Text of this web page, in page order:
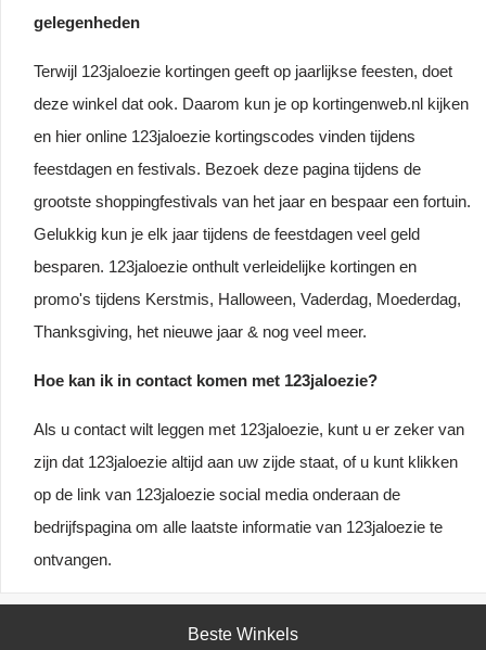
gelegenheden
Terwijl 123jaloezie kortingen geeft op jaarlijkse feesten, doet
deze winkel dat ook. Daarom kun je op kortingenweb.nl kijken
en hier online 123jaloezie kortingscodes vinden tijdens
feestdagen en festivals. Bezoek deze pagina tijdens de
grootste shoppingfestivals van het jaar en bespaar een fortuin.
Gelukkig kun je elk jaar tijdens de feestdagen veel geld
besparen. 123jaloezie onthult verleidelijke kortingen en
promo's tijdens Kerstmis, Halloween, Vaderdag, Moederdag,
Thanksgiving, het nieuwe jaar & nog veel meer.
Hoe kan ik in contact komen met 123jaloezie?
Als u contact wilt leggen met 123jaloezie, kunt u er zeker van
zijn dat 123jaloezie altijd aan uw zijde staat, of u kunt klikken
op de link van 123jaloezie social media onderaan de
bedrijfspagina om alle laatste informatie van 123jaloezie te
ontvangen.
Beste Winkels